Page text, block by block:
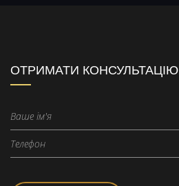
ОТРИМАТИ КОНСУЛЬТАЦІЮ